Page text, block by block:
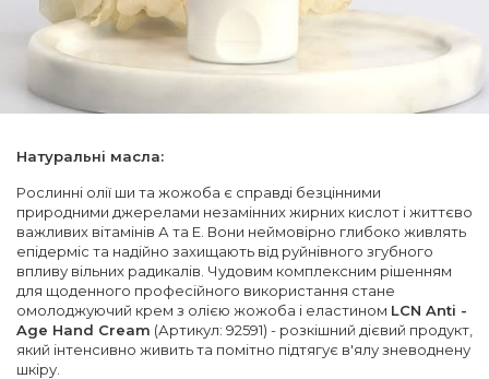
Натуральні масла:
Рослинні олії ши та жожоба є справді безцінними
природними джерелами незамінних жирних кислот і життєво
важливих вітамінів А та Е. Вони неймовірно глибоко живлять
епідерміс та надійно захищають від руйнівного згубного
впливу вільних радикалів. Чудовим комплексним рішенням
для щоденного професійного використання стане
омолоджуючий крем з олією жожоба і еластином LCN Anti -
Age Hand Cream (Артикул: 92591) - розкішний дієвий продукт,
який інтенсивно живить та помітно підтягує в'ялу зневоднену
шкіру.